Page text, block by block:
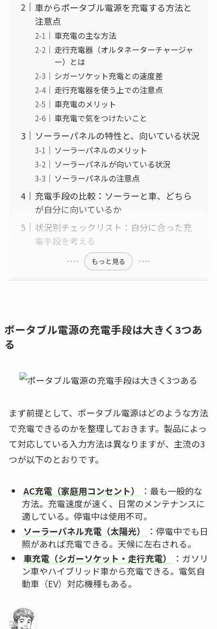
車からポータブル電源を充電する方法と
注意点
車充電の主な方法
走行充電器（オルタネーターチャージャ
ー）とは
シガーソケット充電との速度差
走行充電器を使う上での注意点
車充電のメリット
車充電で気をつけたいこと
ソーラーパネルの特性と、向いている状況
ソーラーパネルのメリット
ソーラーパネルが向いている状況
ソーラーパネルの注意点
充電手段の比較：ソーラーと車、どちら
が自分に向いているか
状況別チェックリスト：自分に合った充
電手段を考える
もっと見る
ポータブル電源の充電手段は大きく3つあ
る
まず前提として、ポータブル電源はどのような方法
で充電できるのかを整理しておきます。製品によっ
て対応している入力方法は異なりますが、主流の3
つが以下のとおりです。
AC充電（家庭用コンセント）
：最も一般的な
方法。充電速度が速く、日常のメンテナンスに
適している。停電中は使用不可。
ソーラーパネル充電（太陽光）
：停電中でも日
照があれば充電できる。天候に左右される。
車充電（シガーソケット・走行充電）
：ガソリ
ン車やハイブリッド車から充電できる。電気自
動車（EV）対応機種もある。